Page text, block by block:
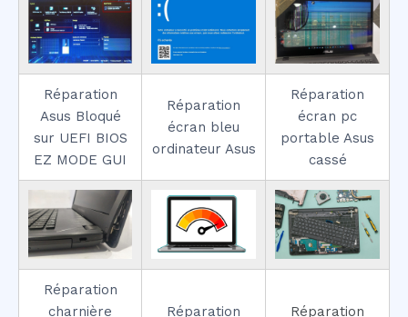
Réparation
Asus Bloqué
sur UEFI BIOS
EZ MODE GUI
Réparation
écran bleu
ordinateur Asus
Réparation
écran pc
portable Asus
cassé
Réparation
charnière
Réparation
Réparation